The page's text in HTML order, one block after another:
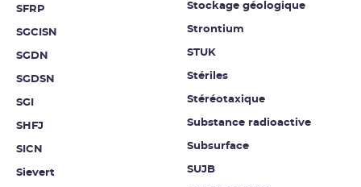
SFRP
SGCISN
SGDN
SGDSN
SGI
SHFJ
SICN
Sievert
Stockage géologique
Strontium
STUK
Stériles
Stéréotaxique
Substance radioactive
Subsurface
SUJB